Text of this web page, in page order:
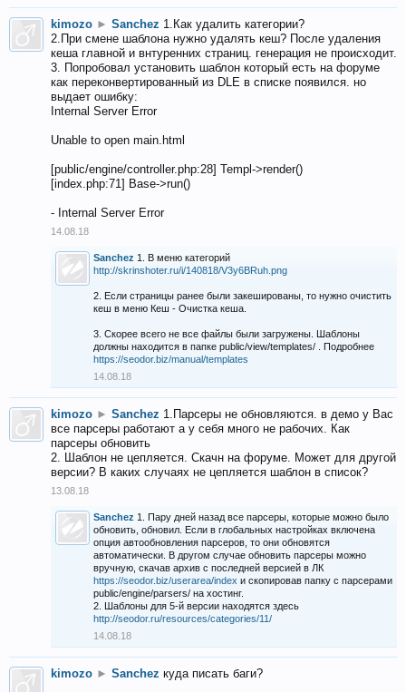
kimozo ► Sanchez 1.Как удалить категории?
2.При смене шаблона нужно удалять кеш? После удаления
кеша главной и внтуренних страниц. генерация не происходит.
3. Попробовал установить шаблон который есть на форуме
как переконвертированный из DLE в списке появился. но
выдает ошибку:
Internal Server Error
Unable to open main.html
[public/engine/controller.php:28] Templ->render()
[index.php:71] Base->run()
- Internal Server Error
14.08.18
Sanchez 1. В меню категорий
http://skrinshoter.ru/i/140818/V3y6BRuh.png
2. Если страницы ранее были закешированы, то нужно очистить
кеш в меню Кеш - Очистка кеша.
3. Скорее всего не все файлы были загружены. Шаблоны
должны находится в папке public/view/templates/ . Подробнее
https://seodor.biz/manual/templates
14.08.18
kimozo ► Sanchez 1.Парсеры не обновляются. в демо у Вас
все парсеры работают а у себя много не рабочих. Как
парсеры обновить
2. Шаблон не цепляется. Скачн на форуме. Может для другой
версии? В каких случаях не цепляется шаблон в список?
13.08.18
Sanchez 1. Пару дней назад все парсеры, которые можно было
обновить, обновил. Если в глобальных настройках включена
опция автообновления парсеров, то они обновятся
автоматически. В другом случае обновить парсеры можно
вручную, скачав архив с последней версией в ЛК
https://seodor.biz/userarea/index и скопировав папку с парсерами
public/engine/parsers/ на хостинг.
2. Шаблоны для 5-й версии находятся здесь
http://seodor.ru/resources/categories/11/
14.08.18
kimozo ► Sanchez куда писать баги?